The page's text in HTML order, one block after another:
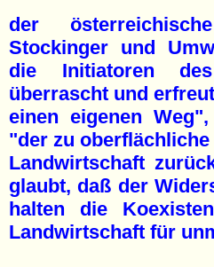
der
Stockinger und
die Initiatoren
überrascht und
einen eigenen
"der zu
Landwirtschaft
glaubt, daß der
halten die
Landwirtschaft für